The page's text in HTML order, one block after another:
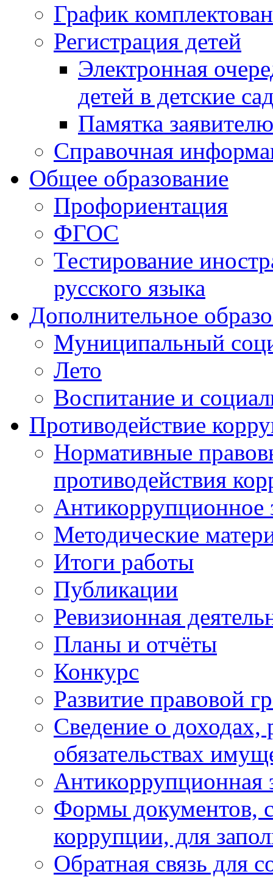
График
Регистрация детей
Электронная
детей в детские
Памятка заявителю
Справочная
Общее образование
Профориентация
ФГОС
Тестирование
русского языка
Дополнительное
Муниципальный
Лето
Воспитание и
Противодействие
Нормативные
противодействия
Антикоррупционное
Методические
Итоги работы
Публикации
Ревизионная
Планы и отчёты
Конкурс
Развитие правовой
Сведение о доходах,
обязательствах
Антикоррупционная
Формы документов,
коррупции, для
Обратная связь для